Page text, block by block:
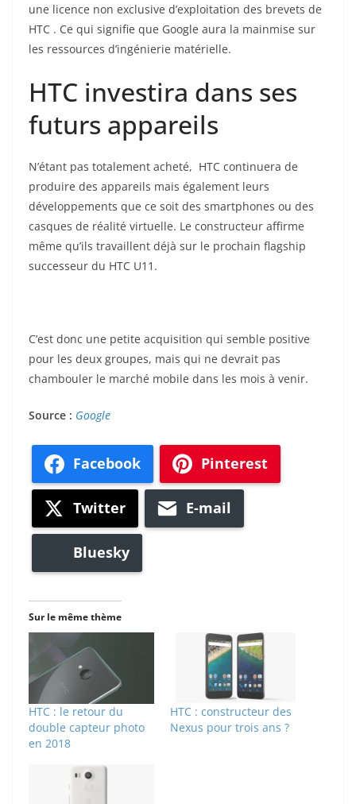
une licence non exclusive d’exploitation des brevets de
HTC . Ce qui signifie que Google aura la mainmise sur
les ressources d’ingénierie matérielle.
HTC investira dans ses
futurs appareils
N’étant pas totalement acheté, HTC continuera de
produire des appareils mais également leurs
développements que ce soit des smartphones ou des
casques de réalité virtuelle. Le constructeur affirme
même qu’ils travaillent déjà sur le prochain flagship
successeur du HTC U11.
C’est donc une petite acquisition qui semble positive
pour les deux groupes, mais qui ne devrait pas
chambouler le marché mobile dans les mois à venir.
Source : Google
Facebook Pinterest
Twitter E-mail
Bluesky
Sur le même thème
HTC : le retour du
double capteur photo
en 2018
HTC : constructeur des
Nexus pour trois ans ?